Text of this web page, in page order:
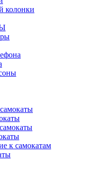
колонки
к самокатам